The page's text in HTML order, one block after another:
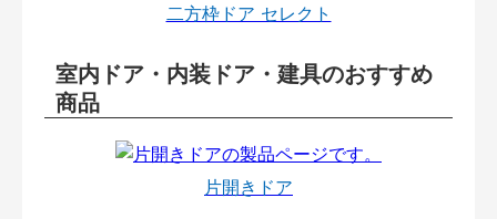
二方枠ドア セレクト
室内ドア・内装ドア・建具のおすすめ
商品
片開きドア